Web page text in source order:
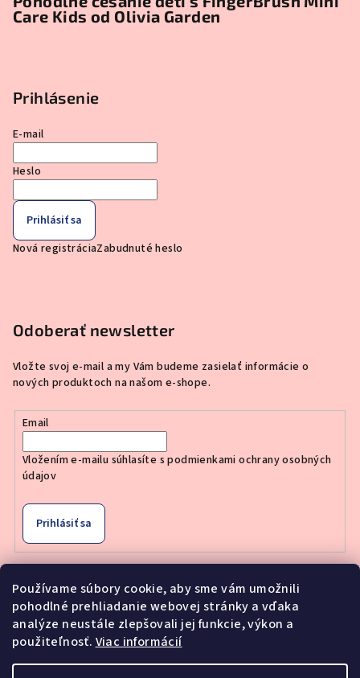
Používame súbory cookie, aby sme vám umožnili
pohodlné prehliadanie webovej stránky a vďaka
analýze neustále zlepšovali jej funkcie, výkon a
použiteľnosť. Viac informácií
Care Kids od Olivia Garden
Prihlásenie
E-mail
Heslo
Prihlásiť sa
Nová registráciaZabudnuté heslo
Odoberať newsletter
Vložte svoj e-mail a my Vám budeme zasielať informácie o
nových produktoch na našom e-shope.
Email
Vložením e-mailu súhlasíte spodmienkami ochrany osobných
údajov
Prihlásiť sa
Nákupný košík